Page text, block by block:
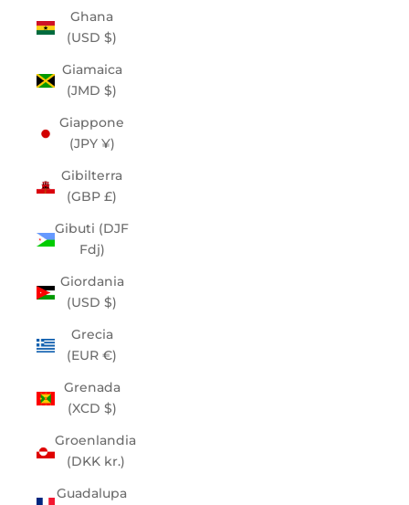
Ghana
(USD $)
Giamaica
(JMD $)
Giappone
(JPY ¥)
Gibilterra
(GBP £)
Gibuti (DJF
Fdj)
Giordania
(USD $)
Grecia
(EUR €)
Grenada
(XCD $)
Groenlandia
(DKK kr.)
Guadalupa